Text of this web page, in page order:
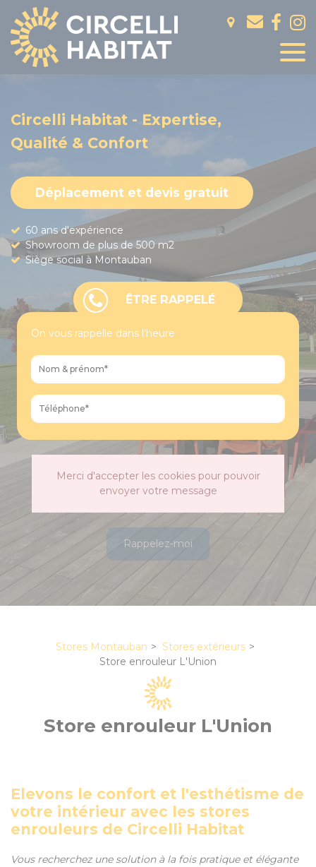
Circelli Habitat - Expertise,
Qualité & Confort
Déplacement et devis gratuit
60 ans d'expérience
Showroom de plus de 500 m2
Siège social à Montauban
ÊTRE RAPPELÉ
On vous rappelle dans l'heure
Merci d'accepter les cookies pour pouvoir
envoyer votre message
Rappelez-moi
Stores Montauban
Stores extérieurs
Store enrouleur L'Union
Store enrouleur L'Union
Elevons le confort et l'esthétisme de
votre intérieur avec les stores
enrouleurs de Circelli Habitat
Vous recherchez une solution à la fois pratique et élégante
Panneau de gestion des cookies